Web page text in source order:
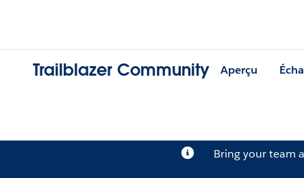
Trailblazer Community Aperçu
Bring your team